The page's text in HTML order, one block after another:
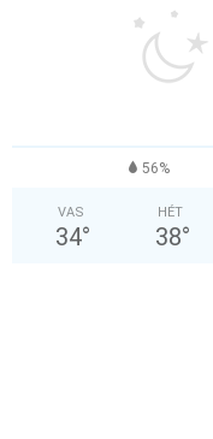
56%
VAS
34°
HÉT
38°